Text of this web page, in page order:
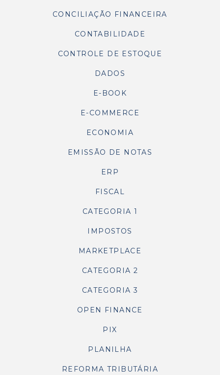
CONCILIAÇÃO FINANCEIRA
CONTABILIDADE
CONTROLE DE ESTOQUE
DADOS
E-BOOK
E-COMMERCE
ECONOMIA
EMISSÃO DE NOTAS
ERP
FISCAL
CATEGORIA 1
IMPOSTOS
MARKETPLACE
CATEGORIA 2
CATEGORIA 3
OPEN FINANCE
PIX
PLANILHA
REFORMA TRIBUTÁRIA